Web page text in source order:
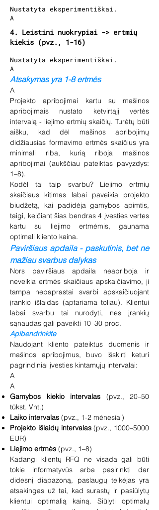
Nustatyta eksperimentiškai.
A
4. Leistini nuokrypiai -> ertmių
kiekis (pvz., 1-16)
Nustatyta eksperimentiškai.
A
Atsakymas yra 1-8 ertmės
A
Projekto apribojimai kartu su mašinos
apribojimais nustato ketvirtąjį vertės
intervalą - liejimo ertmių skaičių. Turėtų būti
aišku, kad dėl mašinos apribojimų
didžiausias formavimo ertmės skaičius yra
minimali riba, kurią riboja mašinos
apribojimai (aukščiau pateiktas pavyzdys:
1–8).
Kodėl tai taip svarbu? Liejimo ertmių
skaičiaus kitimas labai paveikia projekto
biudžetą, kai padidėja gamybos apimtis,
taigi, keičiant šias bendras 4 įvesties vertes
kartu su liejimo ertmėmis, gaunama
optimali kliento kaina.
Paviršiaus apdaila - paskutinis, bet ne
mažiau svarbus dalykas
Nors paviršiaus apdaila neapriboja ir
neveikia ertmės skaičiaus apskaičiavimo, ji
tampa nepaprastai svarbi apskaičiuojant
įrankio išlaidas (aptariama toliau). Klientui
labai svarbu tai nurodyti, nes įrankių
sąnaudas gali paveikti 10–30 proc.
Apibendrinkite
Naudojant kliento pateiktus duomenis ir
mašinos apribojimus, buvo išskirti keturi
pagrindiniai įvesties kintamųjų intervalai:
A
A
Gamybos kiekio intervalas (pvz., 20–50
tūkst. Vnt.)
Laiko intervalas (pvz., 1-2 mėnesiai)
Projekto išlaidų intervalas(pvz., 1000–5000
EUR)
Liejimo ertmės (pvz., 1–8)
Kadangi klientų RFQ ne visada gali būti
tokie informatyvūs arba pasirinkti dar
didesnį diapazoną, paslaugų teikėjas yra
atsakingas už tai, kad surastų ir pasiūlytų
klientui optimalią kainą. Siūlyti optimalų